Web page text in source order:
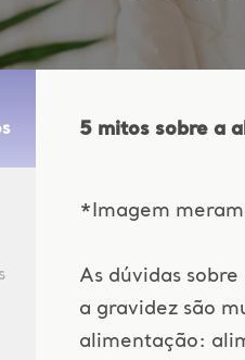
5 mitos sobre a
*Imagem
As dúvidas
a gravidez são
alimentação: